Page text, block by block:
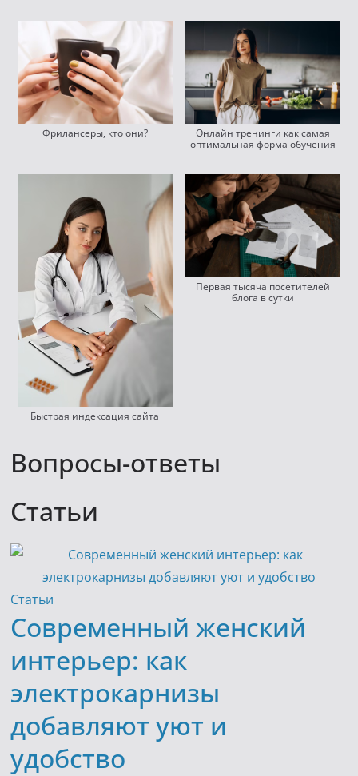
Фрилансеры, кто они?
Онлайн тренинги как самая
оптимальная форма обучения
Быстрая индексация сайта
Первая тысяча посетителей
блога в сутки
Вопросы-ответы
Статьи
Статьи
Современный женский
интерьер: как
электрокарнизы
добавляют уют и
удобство